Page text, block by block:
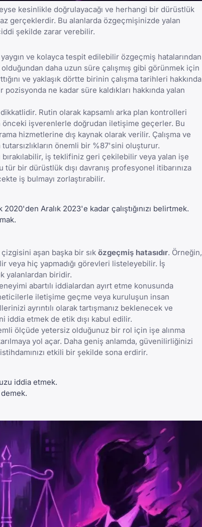
kesinlikle doğrulayacağı ve herhangi bir dürüstlük
gerçeklerdir. Bu alanlarda özgeçmişinizde yalan
şekilde zarar verebilir.
ve kolayca tespit edilebilir özgeçmiş hatalarından
daha uzun süre çalışmış gibi görünmek için
ve yaklaşık dörtte birinin çalışma tarihleri hakkında
ne kadar süre kaldıkları hakkında yalan
Rutin olarak kapsamlı arka plan kontrolleri
önceki işverenlerle doğrudan iletişime geçerler. Bu
hizmetlerine dış kaynak olarak verilir. Çalışma ve
önemli bir %87'sini oluşturur.
bırakılabilir, iş teklifiniz geri çekilebilir veya yalan işe
tür bir dürüstlük dışı davranış profesyonel itibarınıza
iş bulmayı zorlaştırabilir.
Aralık 2023'e kadar çalıştığınızı belirtmek.
çizgisini aşan başka bir sık özgeçmiş hatasıdır. Örneğin,
hiç yapmadığı görevleri listeleyebilir. İş
yalanlardan biridir.
abartılı iddialardan ayırt etme konusunda
iletişime geçme veya kuruluşun insan
ayrıntılı olarak tartışmanız beklenecek ve
iddia etmek de etik dışı kabul edilir.
ölçüde yetersiz olduğunuz bir rol için işe alınma
yol açar. Daha geniş anlamda, güvenilirliğinizi
etkili bir şekilde sona erdirir.
iddia etmek.